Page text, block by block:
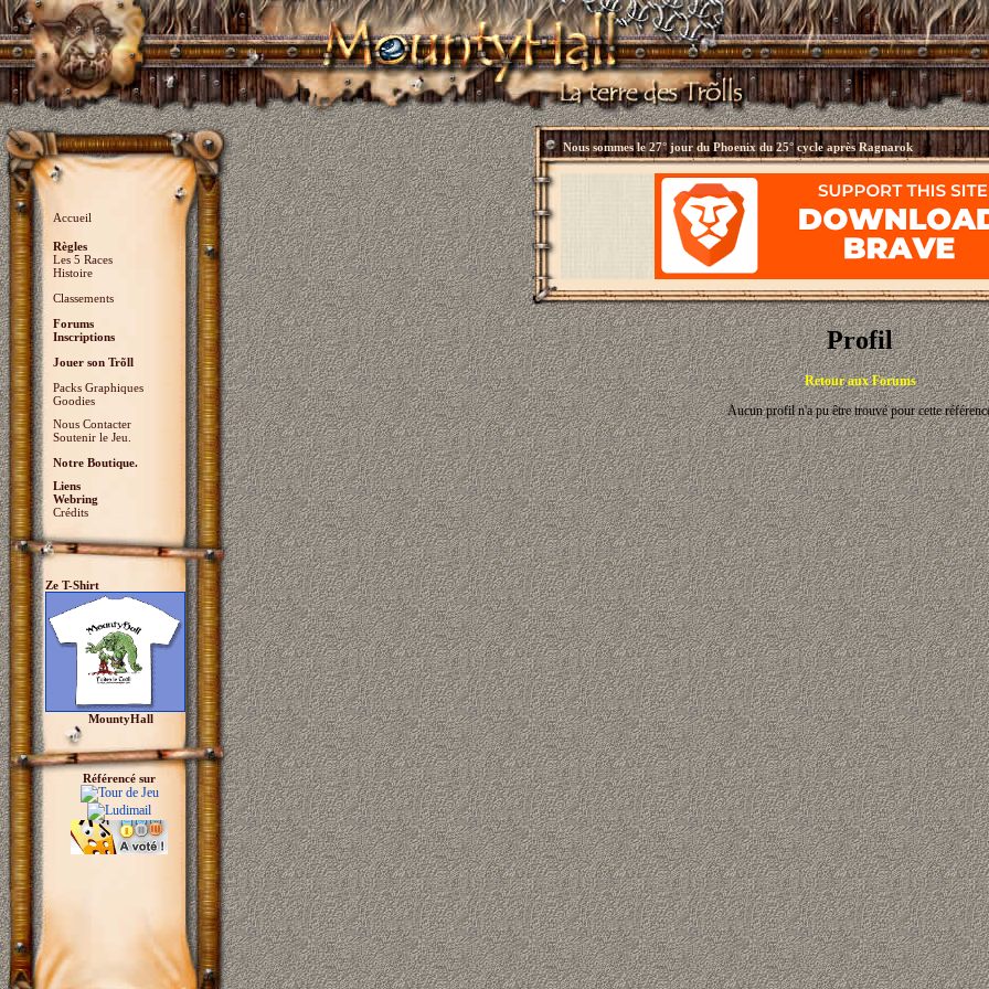
Accueil
Règles
Les 5 Races
Histoire
Classements
Forums
Inscriptions
Jouer son Trõll
Packs Graphiques
Goodies
Nous Contacter
Soutenir le Jeu.
Notre Boutique.
Liens
Webring
Crédits
Ze T-Shirt
MountyHall
Référencé sur
Nous sommes le27° jour du Phoenix du 25° cycle après Ragnarok
Profil
Retour aux Forums
Aucun profil n'a pu être trouvé pour cette